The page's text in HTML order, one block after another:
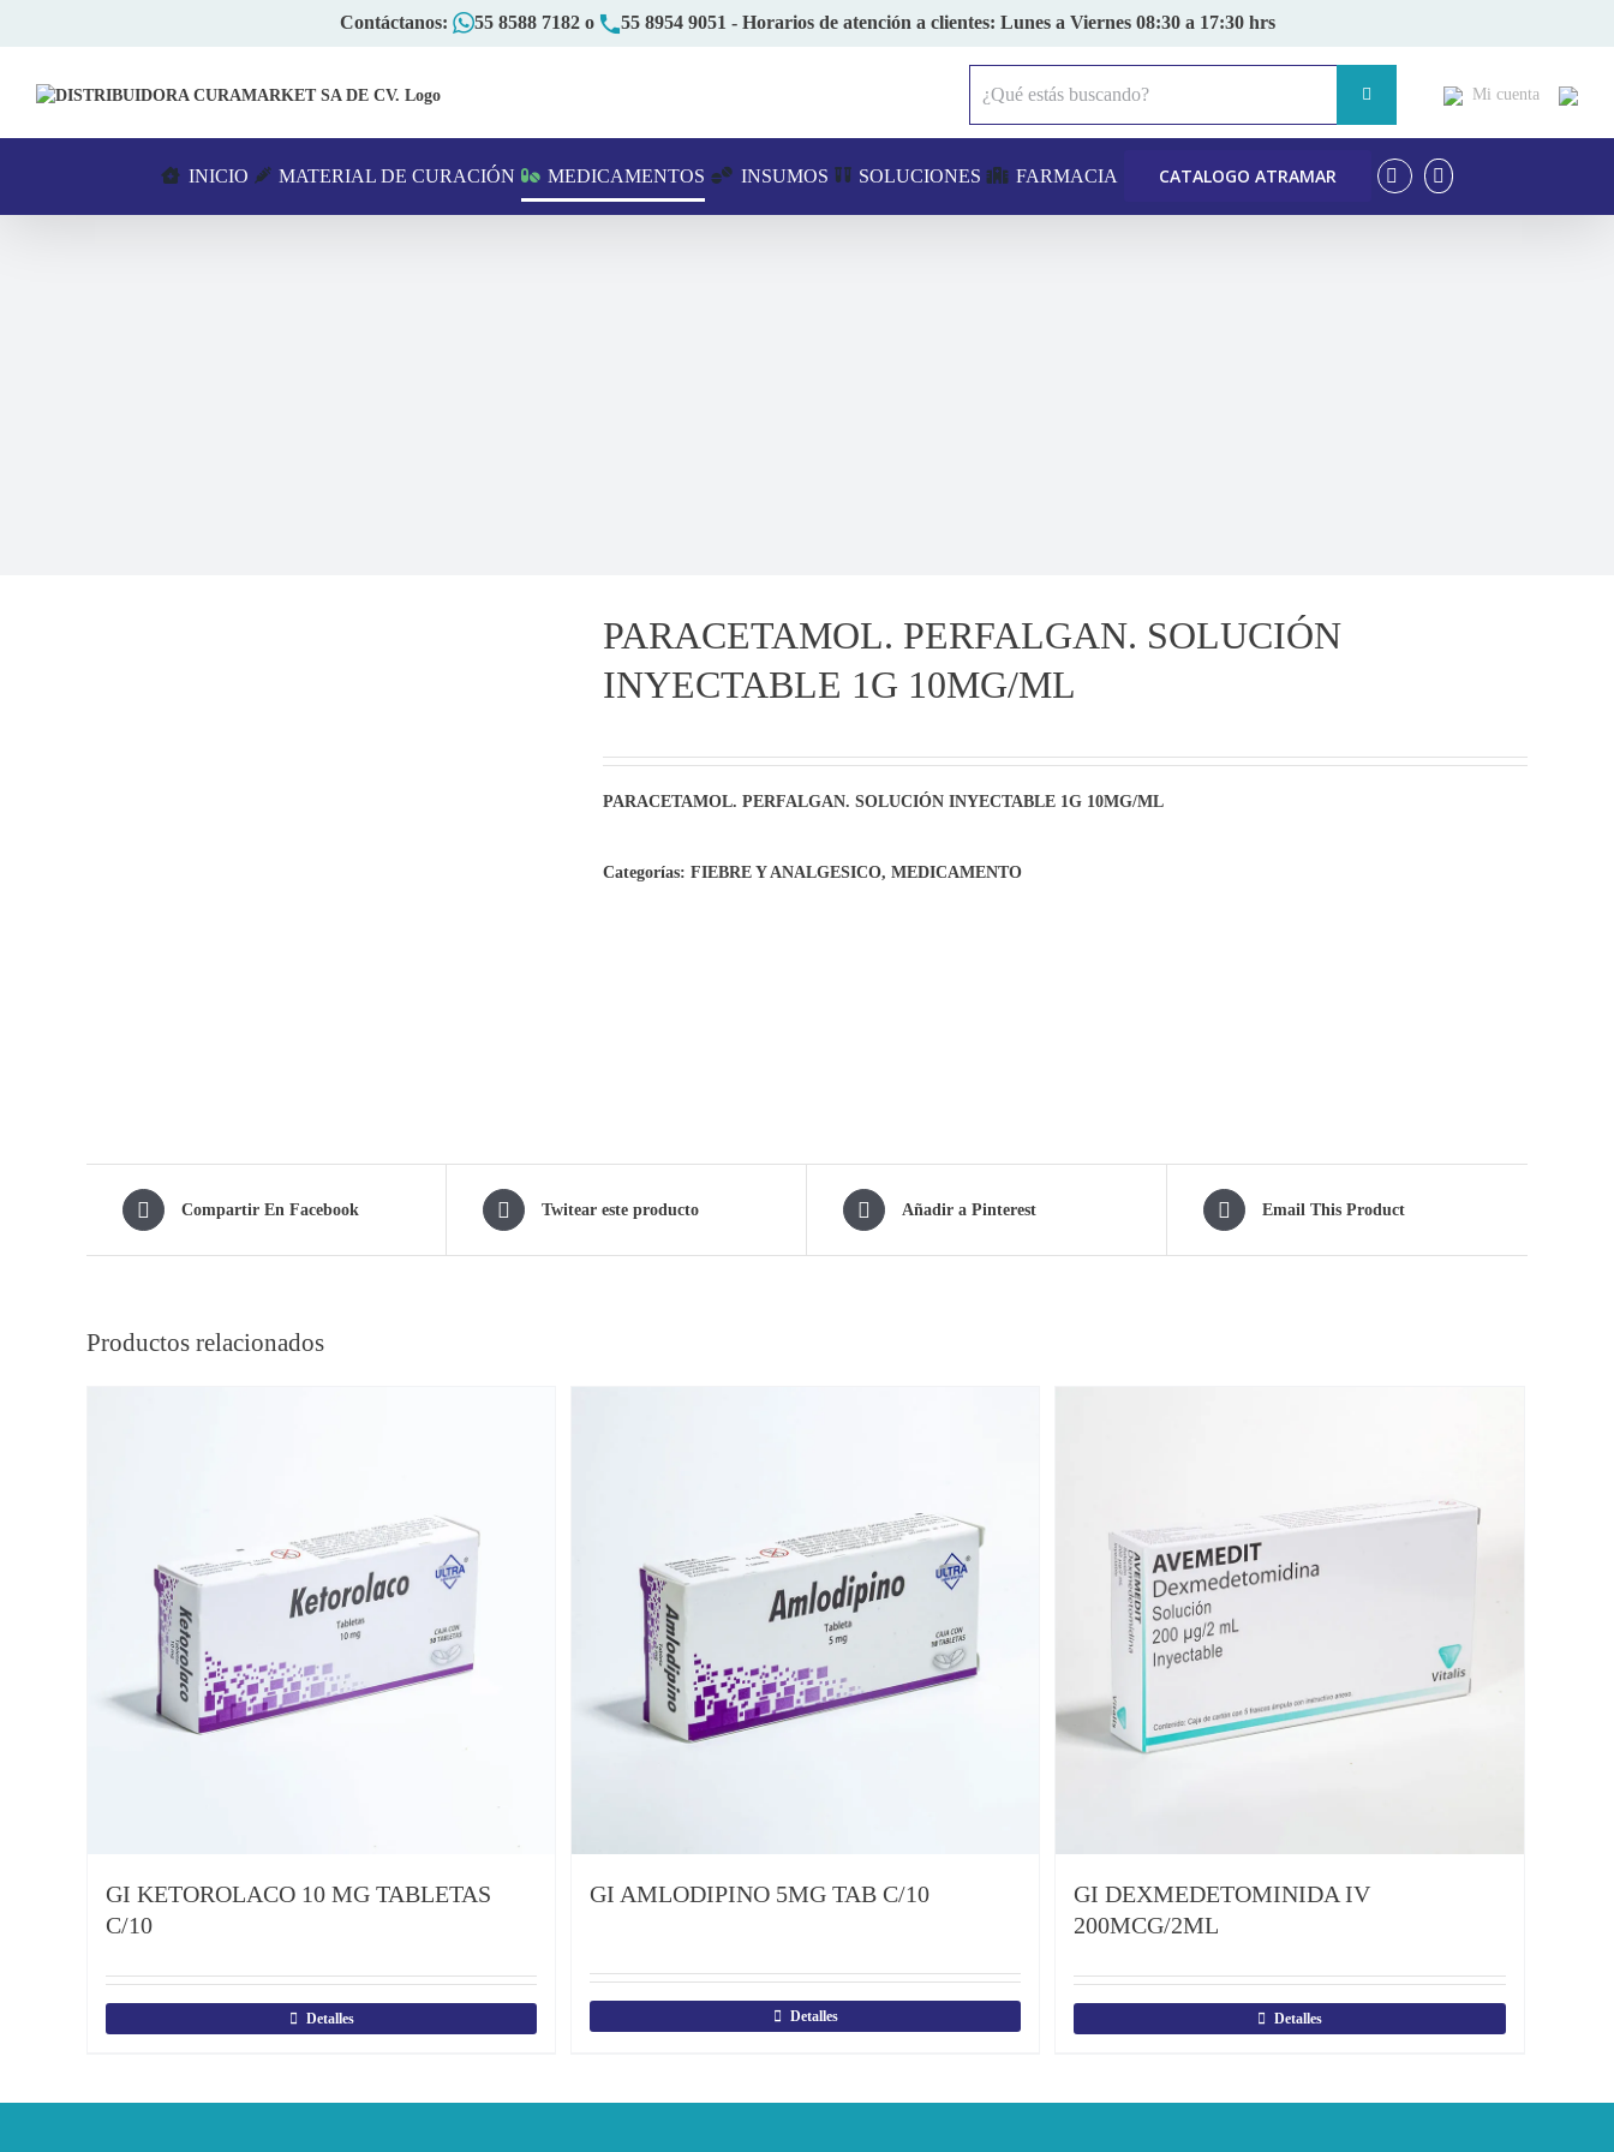
Contáctanos: 55 8588 7182o 55 8954 9051 - Horarios de atención a clientes: Lunes a Viernes 08:30 a 17:30 hrs
Mi cuenta
INICIO MATERIAL DE CURACIÓN MEDICAMENTOS INSUMOS SOLUCIONES FARMACIA CATALOGO ATRAMAR
PARACETAMOL. PERFALGAN. SOLUCIÓN
INYECTABLE 1G 10MG/ML
PARACETAMOL. PERFALGAN. SOLUCIÓN INYECTABLE 1G 10MG/ML
Categorías: FIEBRE Y ANALGESICO, MEDICAMENTO
Compartir En Facebook Twitear este producto Añadir a Pinterest Email This Product
Productos relacionados
GI KETOROLACO 10 MG TABLETAS
C/10
Detalles
GI AMLODIPINO 5MG TAB C/10
Detalles
GI DEXMEDETOMINIDA IV
200MCG/2ML
Detalles